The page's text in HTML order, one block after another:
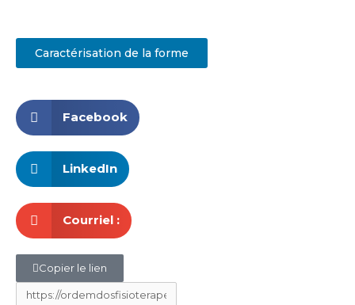
Caractérisation de la forme
Facebook
LinkedIn
Courriel :
Copier le lien